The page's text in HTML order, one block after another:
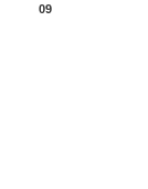
09